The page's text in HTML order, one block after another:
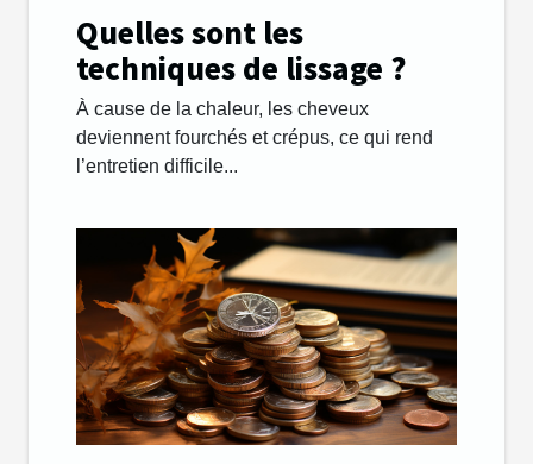
Quelles sont les
techniques de lissage ?
À cause de la chaleur, les cheveux
deviennent fourchés et crépus, ce qui rend
l’entretien difficile...